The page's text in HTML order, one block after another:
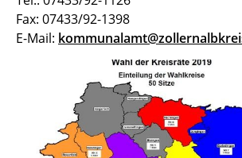
Fax: 07433/92-1398
E-Mail: